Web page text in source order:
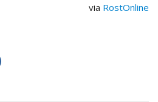
via RostOnline